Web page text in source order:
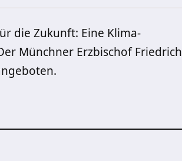
die Zukunft: Eine Klima-
Münchner ErzbischofFriedrich